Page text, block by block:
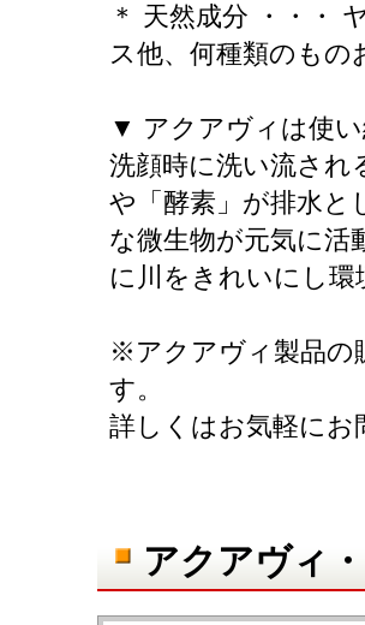
＊ 天然成分 ・・・
ス他、何種類のも
▼ アクアヴィは使
洗顔時に洗い流され
や「酵素」が排水と
な微生物が元気に
に川をきれいにし
※アクアヴィ製品の
す。
詳しくはお気軽にお
アクアヴィ